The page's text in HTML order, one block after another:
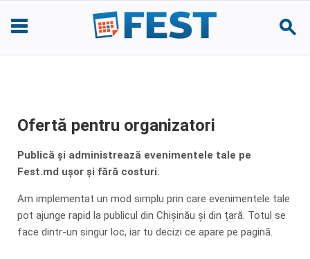
Ofertă pentru organizatori
Publică și administrează evenimentele tale pe
Fest.md ușor și fără costuri.
Am implementat un mod simplu prin care evenimentele tale
pot ajunge rapid la publicul din Chișinău și din țară. Totul se
face dintr-un singur loc, iar tu decizi ce apare pe pagină.